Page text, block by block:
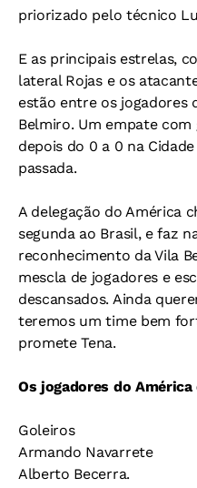
priorizado pelo técnico
E as principais estrelas,
lateral Rojas e os
estão entre os jogadores
Belmiro. Um empate
depois do 0 a 0 na
passada.
A delegação do América
segunda ao Brasil, e faz
reconhecimento da Vila
mescla de jogadores e
descansados. Ainda
teremos um time bem
promete Tena.
Os jogadores do
Goleiros
Armando Navarrete
Alberto Becerra.